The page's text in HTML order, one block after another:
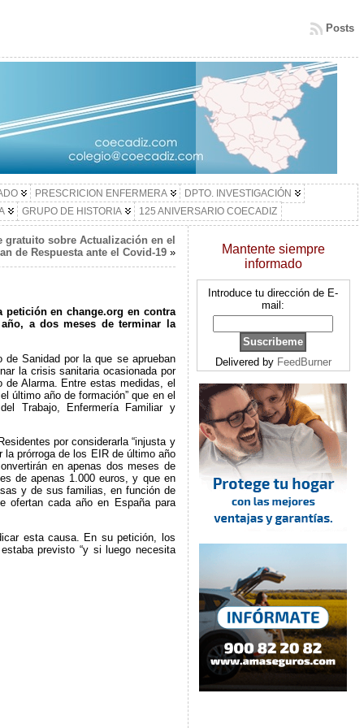
Posts
PRESCRICION ENFERMERA
DPTO. INVESTIGACIÓN
GRUPO DE HISTORIA 125 ANIVERSARIO COECADIZ
sobre Actualización en el
de Respuesta ante el Covid-19»
petición en change.org en contra
a dos meses de terminar la
Sanidad por la que se aprueban
la crisis sanitaria ocasionada por
de Alarma. Entre estas medidas, el
último año de formación” que en el
Trabajo, Enfermería Familiar y
por considerarla “injusta y
la prórroga de los EIR de último año
en apenas dos meses de
de apenas 1.000 euros, y que en
y de sus familias, en función de
ofertan cada año en España para
esta causa. En su petición, los
previsto “y si luego necesita
Mantente siempre
informado
Introduce tu dirección de E-
mail:
Delivered by FeedBurner